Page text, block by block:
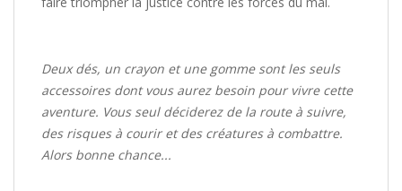
Deux dés, un crayon et une gomme sont les seuls
accessoires dont vous aurez besoin pour vivre cette
aventure. Vous seul déciderez de la route à suivre,
des risques à courir et des créatures à combattre.
Alors bonne chance...